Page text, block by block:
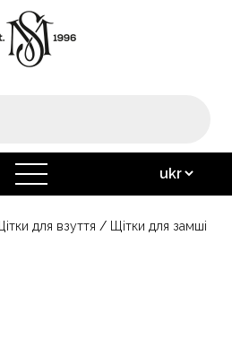
відкрити
меню
Щітки для взуття / Щітки для замші